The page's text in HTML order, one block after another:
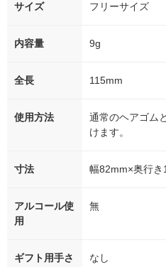
サイズ フリーサイズ
内容量 9g
全長 115mm
使用方法
通常のヘアゴム
けます。
寸法 幅82mm×奥行
アルコール使
用
無
ギフト用手さ なし